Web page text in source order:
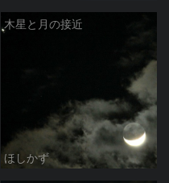
木星と月の接近
ほしかず